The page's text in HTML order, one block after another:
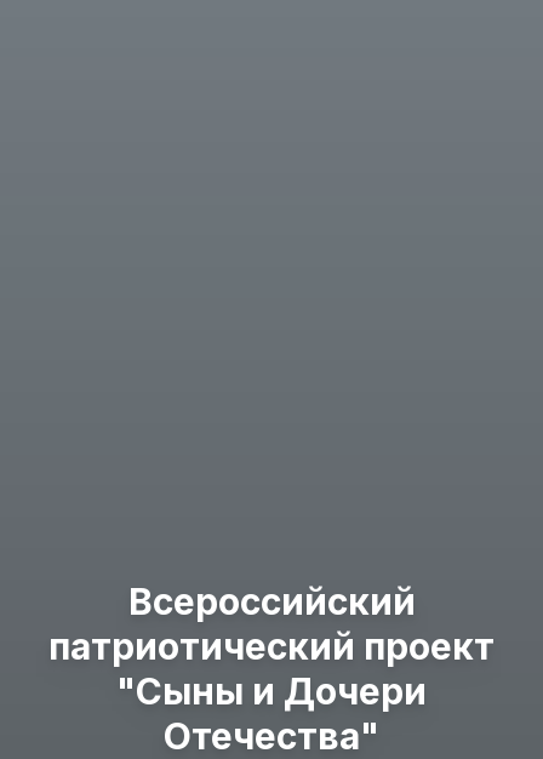
Всероссийский
патриотический проект
"Сыны и Дочери
Отечества"